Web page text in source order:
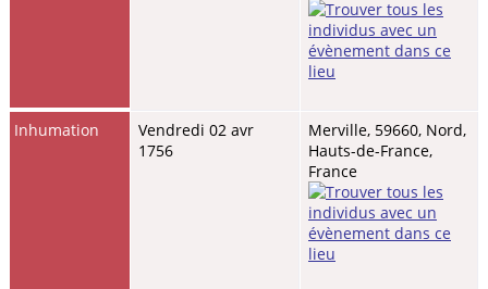
Inhumation
Vendredi 02 avr
1756
Merville, 59660, Nord,
Hauts-de-France,
France